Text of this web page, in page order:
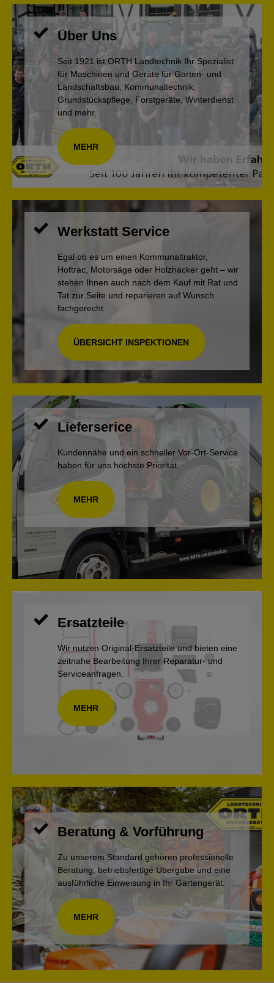
Über Uns
Seit 1921 ist ORTH Landtechnik Ihr Spezialist
für Maschinen und Geräte für Garten- und
Landschaftsbau, Kommunaltechnik,
Grundstückspflege, Forstgeräte, Winterdienst
und mehr.
MEHR
Werkstatt Service
Egal ob es um einen Kommunaltraktor,
Hoftrac, Motorsäge oder Holzhacker geht – wir
stehen Ihnen auch nach dem Kauf mit Rat und
Tat zur Seite und reparieren auf Wunsch
fachgerecht.
ÜBERSICHT INSPEKTIONEN
Lieferserice
Kundennähe und ein schneller Vor-Ort-Service
haben für uns höchste Priorität.
MEHR
Ersatzteile
Wir nutzen Original-Ersatzteile und bieten eine
zeitnahe Bearbeitung Ihrer Reparatur- und
Serviceanfragen.
MEHR
Beratung & Vorführung
Zu unserem Standard gehören professionelle
Beratung, betriebsfertige Übergabe und eine
ausführliche Einweisung in Ihr Gartengerät.
MEHR